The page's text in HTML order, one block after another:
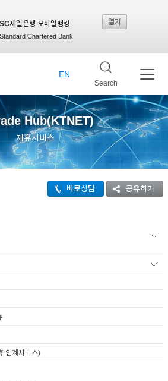
SC제일은행 모바일뱅킹
Standard Chartered Bank
열기
Search
EN
Hub(KTNET)
제휴서비스
바로상담 공유하기
연계서비스)